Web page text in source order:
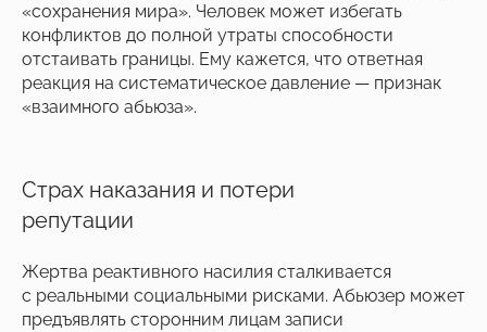
«сохранения мира». Человек может избегать
конфликтов до полной утраты способности
отстаивать границы. Ему кажется, что ответная
реакция на систематическое давление — признак
«взаимного абьюза».
Страх наказания и потери
репутации
Жертва реактивного насилия сталкивается
с реальными социальными рисками. Абьюзер может
предъявлять сторонним лицам записи